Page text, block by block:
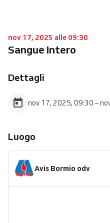
nov 17, 2025 alle 09:30
Sangue Intero
Dettagli
nov 17, 2025, 09:30 –
Luogo
Avis Bormio odv